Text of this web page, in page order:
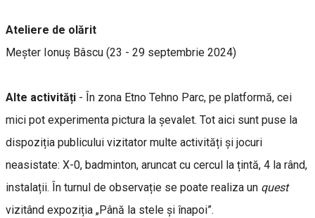
Ateliere de olărit
Meșter Ionuș Bâscu (23 - 29 septembrie 2024)
Alte activități - În zona Etno Tehno Parc, pe platformă, cei
mici pot experimenta pictura la șevalet. Tot aici sunt puse la
dispoziția publicului vizitator multe activități și jocuri
neasistate: X-0, badminton, aruncat cu cercul la țintă, 4 la rând,
instalații. În turnul de observație se poate realiza un quest
vizitând expoziția „Până la stele și înapoi”.